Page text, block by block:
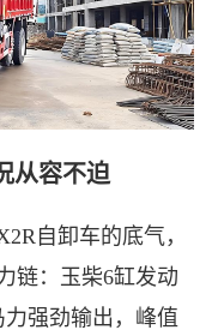
从容不迫
自卸车的底气，
链：玉柴6缸发动
强劲输出，峰值